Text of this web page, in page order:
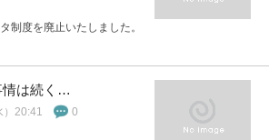
制度を廃止いたしました。
情は続く…
）20:41 0